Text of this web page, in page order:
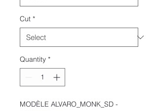
Cut *
Quantity *
MODÈLE ALVARO_MONK_SD -